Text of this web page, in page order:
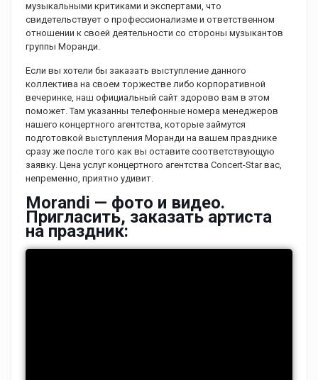
музыкальными критиками и экспертами, что
свидетельствует о профессионализме и ответственном
отношении к своей деятельности со стороны музыкантов
группы Моранди.
Если вы хотели бы заказать выступление данного
коллектива на своем торжестве либо корпоративной
вечеринке, наш официальный сайт здорово вам в этом
поможет. Там указанны телефонные номера менеджеров
нашего концертного агентства, которые займутся
подготовкой выступления Моранди на вашем празднике
сразу же после того как вы оставите соответствующую
заявку. Цена услуг концертного агентства Concert-Star вас,
непременно, приятно удивит.
Morandi — фото и видео.
Пригласить, заказать артиста
на праздник: